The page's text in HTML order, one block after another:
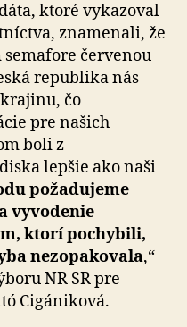
ktoré vykazoval
znamenali, že
červenou
republika nás
čo
pre našich
boli z
lepšie ako naši
požadujeme
vyvodenie
ktorí pochybili,
nezopakovala,“
NR SR pre
Cigániková.